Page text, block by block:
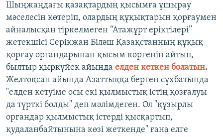
Шыңжаңдағы қазақтардың қысымға ұшырау
мәселесін көтеріп, олардың құқықтарын қорғаумен
айналысқан тіркелмеген “Атажұрт еріктілері”
жетекшісі Серікжан Біләш Қазақстанның құқық
қорғау органдарынан қысым көргенін айтып,
былтыр қыркүйек айында елден кеткен болатын.
Желтоқсан айында Азаттыққа берген сұхбатында
"елден кетуіме осы екі қылмыстық істің қозғалуы
да түрткі болды" деп мәлімдеген. Ол "құзырлы
органдар қылмыстық істерді қысқартып,
қудаланбайтынына көзі жеткенде" ғана елге